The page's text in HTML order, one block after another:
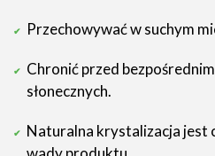
Przechowywać w suchym
Chronić przed
słonecznych.
Naturalna krystalizacja jest